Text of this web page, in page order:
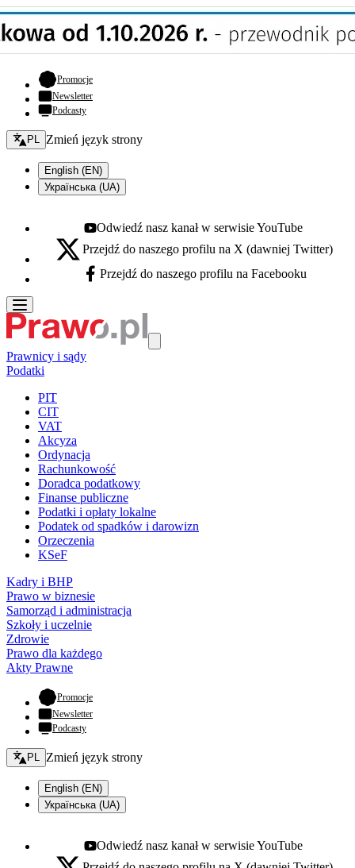
Promocje- otwiera się w nowej karcie
Newsletter
Podcasty
Zmień język - bieżący:
PL Zmień język strony
English (EN)
Українська (UA)
Youtube - otwiera się w nowej karcie
Odwiedź nasz kanał w serwisie YouTube
X - otwiera się w nowej karcie
Przejdź do naszego profilu na X (dawniej Twitter)
Facebook - otwiera się w nowej karcie
Przejdź do naszego profilu na Facebooku
Prawnicy i sądy
Podatki
PIT
CIT
VAT
Akcyza
Ordynacja
Rachunkowość
Doradca podatkowy
Finanse publiczne
Podatki i opłaty lokalne
Podatek od spadków i darowizn
Orzeczenia
KSeF
Kadry i BHP
Prawo w biznesie
Samorząd i administracja
Szkoły i uczelnie
Zdrowie
Prawo dla każdego
Akty Prawne
Promocje- otwiera się w nowej karcie
Newsletter
Podcasty
Zmień język - bieżący:
PL Zmień język strony
English (EN)
Українська (UA)
Youtube - otwiera się w nowej karcie
Odwiedź nasz kanał w serwisie YouTube